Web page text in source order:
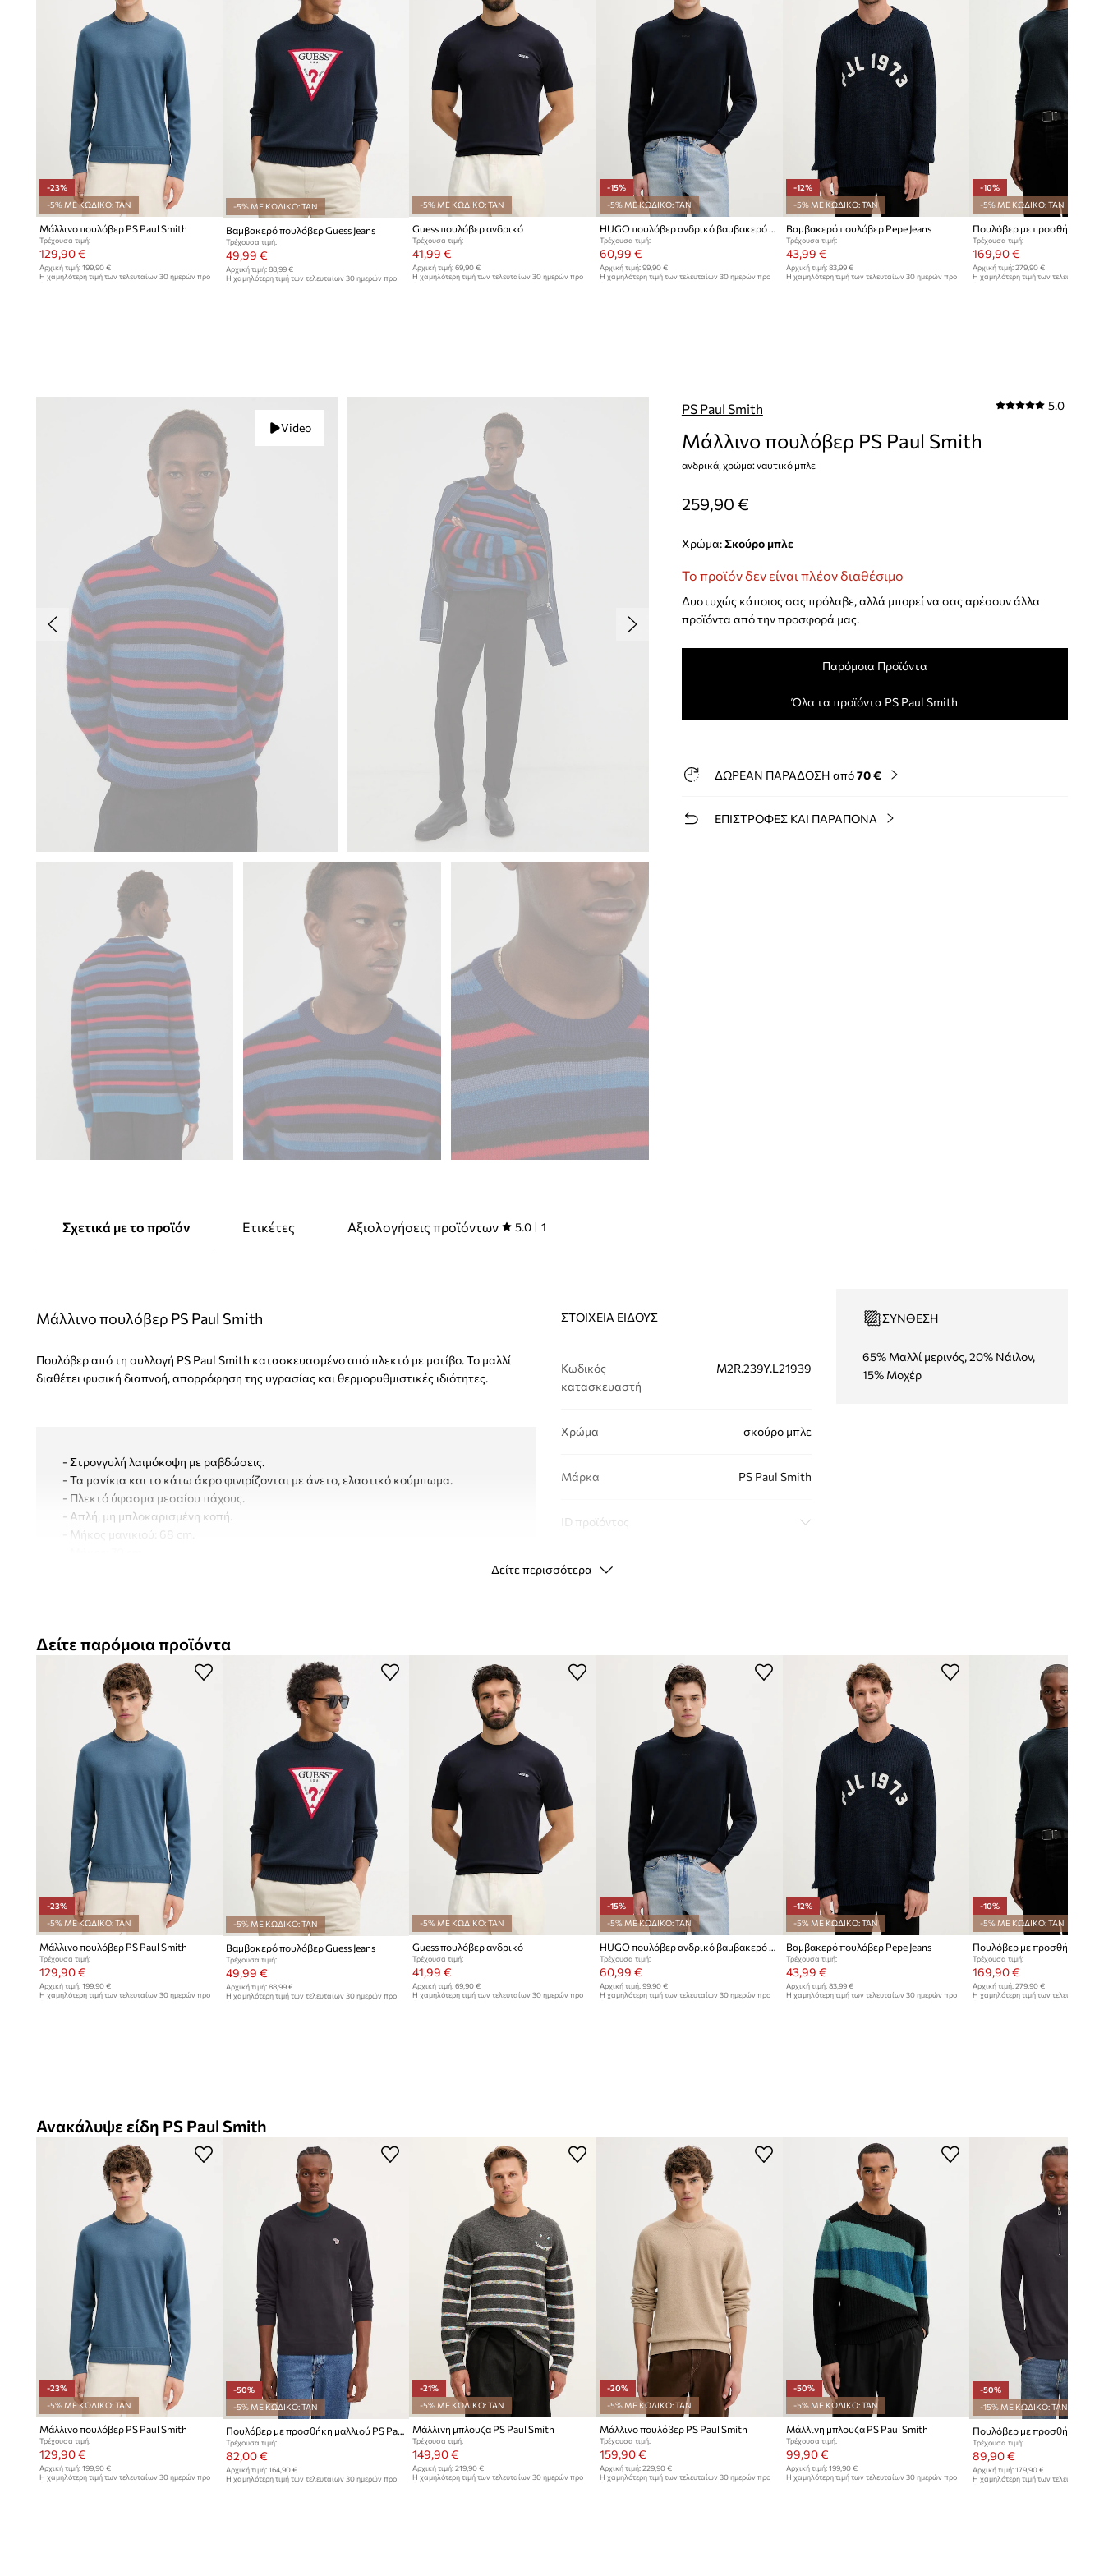
-23%
-5% ΜΕ ΚΩΔΙΚΟ: TAN
Μάλλινο πουλόβερ PS Paul Smith
Τρέχουσα τιμή:
129,90 €
Αρχική τιμή: 199,90 €
Η χαμηλότερη τιμή των τελευταίων 30 ημερών προ
-5% ΜΕ ΚΩΔΙΚΟ: TAN
Βαμβακερό πουλόβερ Guess Jeans
Τρέχουσα τιμή:
49,99 €
Αρχική τιμή:88,99 €
Η χαμηλότερη τιμή των τελευταίων 30 ημερών προ
-5% ΜΕ ΚΩΔΙΚΟ: TAN
Guess πουλόβερ ανδρικό
Τρέχουσα τιμή:
41,99 €
Αρχική τιμή: 69,90 €
Η χαμηλότερη τιμή των τελευταίων 30 ημερών προ
-15%
-5% ΜΕ ΚΩΔΙΚΟ: TAN
HUGO πουλόβερ ανδρικό βαμβακερό San Cassius-C2
Τρέχουσα τιμή:
60,99 €
Αρχική τιμή: 99,90 €
Η χαμηλότερη τιμή των τελευταίων 30 ημερών προ
-12%
-5% ΜΕ ΚΩΔΙΚΟ: TAN
Βαμβακερό πουλόβερ Pepe Jeans
Τρέχουσα τιμή:
43,99 €
Αρχική τιμή:83,99 €
Η χαμηλότερη τιμή των τελευταίων 30 ημερών προ
-10%
-5% ΜΕ ΚΩΔΙΚΟ: TAN
Τρέχουσα τιμή:
169,90 €
Αρχική τιμή: 279,90 €
Η χαμηλότερη τιμή των τελευταίων
Video
PS Paul Smith 5.0
Μάλλινο πουλόβερ PS Paul Smith
ανδρικά, χρώμα: ναυτικό μπλε
259,90 €
Χρώμα: σκούρο μπλε
Το προϊόν δεν είναι πλέον διαθέσιμο
Δυστυχώς κάποιος σας πρόλαβε, αλλά μπορεί να σας αρέσουν άλλα
προϊόντα από την προσφορά μας.
Παρόμοια Προϊόντα
Όλα τα προϊόντα PS Paul Smith
ΔΩΡΕΑΝ ΠΑΡΑΔΟΣΗ από70 €
ΕΠΙΣΤΡΟΦΕΣ ΚΑΙ ΠΑΡΑΠΟΝΑ
Σχετικά με το προϊόν Ετικέτες Αξιολογήσεις προϊόντων 5.0 1
Μάλλινο πουλόβερ PS Paul Smith
Πουλόβερ από τη συλλογή PS Paul Smith κατασκευασμένο από πλεκτό με μοτίβο. Το μαλλί
διαθέτει φυσική διαπνοή, απορρόφηση της υγρασίας και θερμορυθμιστικές ιδιότητες.
- Στρογγυλή λαιμόκοψη με ραβδώσεις.
- Τα μανίκια και το κάτω άκρο φινιρίζονται με άνετο, ελαστικό κούμπωμα.
- Πλεκτό ύφασμα μεσαίου πάχους.
- Απλή, μη μπλοκαρισμένη κοπή.
- Μήκος μανικιού: 68 cm.
ΣΤΟΙΧΕΊΑ ΕΊΔΟΥΣ
Κωδικός
κατασκευαστή
M2R.239Y.L21939
Χρώμα σκούρο μπλε
Μάρκα PS Paul Smith
ID προϊόντος
ΣΎΝΘΕΣΗ
65% Μαλλί μερινός, 20% Νάιλον,
15% Μοχέρ
Δείτε περισσότερα
Δείτε παρόμοια προϊόντα
-23%
-5% ΜΕ ΚΩΔΙΚΟ: TAN
Μάλλινο πουλόβερ PS Paul Smith
Τρέχουσα τιμή:
129,90 €
Αρχική τιμή: 199,90 €
Η χαμηλότερη τιμή των τελευταίων 30 ημερών προ
-5% ΜΕ ΚΩΔΙΚΟ: TAN
Βαμβακερό πουλόβερ Guess Jeans
Τρέχουσα τιμή:
49,99 €
Αρχική τιμή:88,99 €
Η χαμηλότερη τιμή των τελευταίων 30 ημερών προ
-5% ΜΕ ΚΩΔΙΚΟ: TAN
Guess πουλόβερ ανδρικό
Τρέχουσα τιμή:
41,99 €
Αρχική τιμή: 69,90 €
Η χαμηλότερη τιμή των τελευταίων 30 ημερών προ
-15%
-5% ΜΕ ΚΩΔΙΚΟ: TAN
Τρέχουσα τιμή:
60,99 €
Αρχική τιμή: 99,90 €
Η χαμηλότερη τιμή των τελευταίων 30 ημερών προ
-12%
-5% ΜΕ ΚΩΔΙΚΟ: TAN
Βαμβακερό πουλόβερ Pepe Jeans
Τρέχουσα τιμή:
43,99 €
Αρχική τιμή:83,99 €
Η χαμηλότερη τιμή των τελευταίων 30 ημερών προ
-10%
-5% ΜΕ ΚΩΔΙΚΟ: TAN
Τρέχουσα τιμή:
169,90 €
Αρχική τιμή: 279,90 €
Η χαμηλότερη τιμή των τελευταίων
Ανακάλυψε είδη PS Paul Smith
-23%
-5% ΜΕ ΚΩΔΙΚΟ: TAN
Μάλλινο πουλόβερ PS Paul Smith
Τρέχουσα τιμή:
129,90 €
Αρχική τιμή: 199,90 €
Η χαμηλότερη τιμή των τελευταίων 30 ημερών προ
-50%
-5% ΜΕ ΚΩΔΙΚΟ: TAN
Πουλόβερ με προσθήκη μαλλιού PS Paul Smith
Τρέχουσα τιμή:
82,00 €
Αρχική τιμή:164,90 €
Η χαμηλότερη τιμή των τελευταίων 30 ημερών προ
-21%
-5% ΜΕ ΚΩΔΙΚΟ: TAN
Μάλλινη μπλουζα PS Paul Smith
Τρέχουσα τιμή:
149,90 €
Αρχική τιμή: 219,90 €
Η χαμηλότερη τιμή των τελευταίων 30 ημερών προ
-20%
-5% ΜΕ ΚΩΔΙΚΟ: TAN
Μάλλινο πουλόβερ PS Paul Smith
Τρέχουσα τιμή:
159,90 €
Αρχική τιμή: 229,90 €
Η χαμηλότερη τιμή των τελευταίων 30 ημερών προ
-50%
-5% ΜΕ ΚΩΔΙΚΟ: TAN
Μάλλινη μπλουζα PS Paul Smith
Τρέχουσα τιμή:
99,90 €
Αρχική τιμή:199,90 €
Η χαμηλότερη τιμή των τελευταίων 30 ημερών προ
-50%
-15% ΜΕ ΚΩΔΙΚΟ: TAN
Τρέχουσα τιμή:
89,90 €
Αρχική τιμή: 179,90 €
Η χαμηλότερη τιμή των τελευταίων